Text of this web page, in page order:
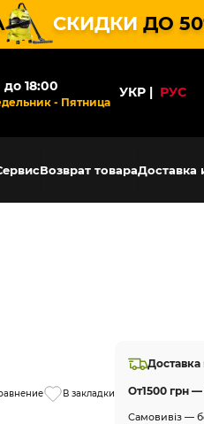
СКИДКИ ДО
18:00
- Пятница
УКР РУС
Возврат товараДоставка
В закладки От1500 грн
Самовивіз —